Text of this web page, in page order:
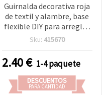
Guirnalda decorativa roja
de textil y alambre, base
flexible DIY para arreglos
florales, decoración
puerta y manualidades del
hogar - 2,5 m
Sku: 415670
2.40€ 1-4 paquete
DESCUENTOS
PARA CANTIDAD